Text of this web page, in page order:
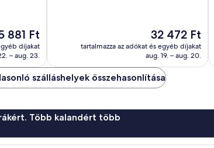
Ft
881 Ft
díjakat
– aug. 23.
Az
ár
32 472 Ft
32 472 Ft
tartalmazza az adókat és egyéb díjakat
aug. 19. – aug. 20.
szálláshelyek összehasonlítása
Több kalandért több